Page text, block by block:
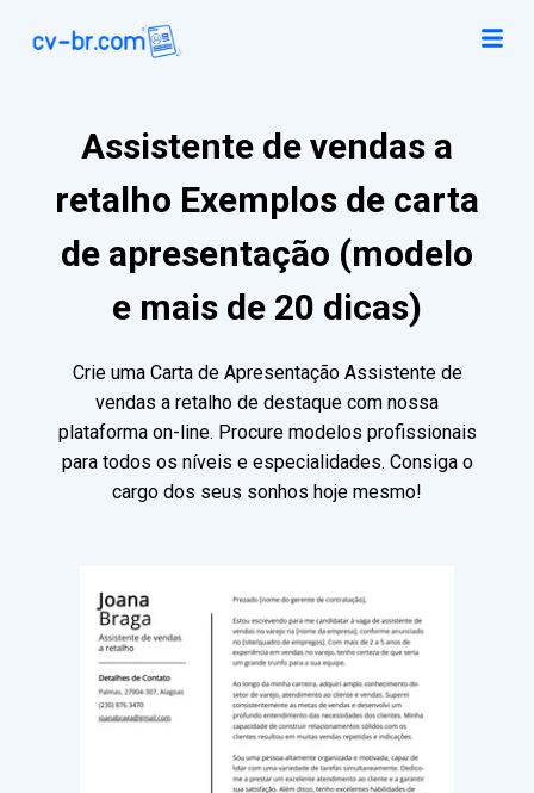
Assistente de vendas a
retalho Exemplos de carta
de apresentação (modelo
e mais de 20 dicas)
Crie uma Carta de Apresentação Assistente de
vendas a retalho de destaque com nossa
plataforma on-line. Procure modelos profissionais
para todos os níveis e especialidades. Consiga o
cargo dos seus sonhos hoje mesmo!